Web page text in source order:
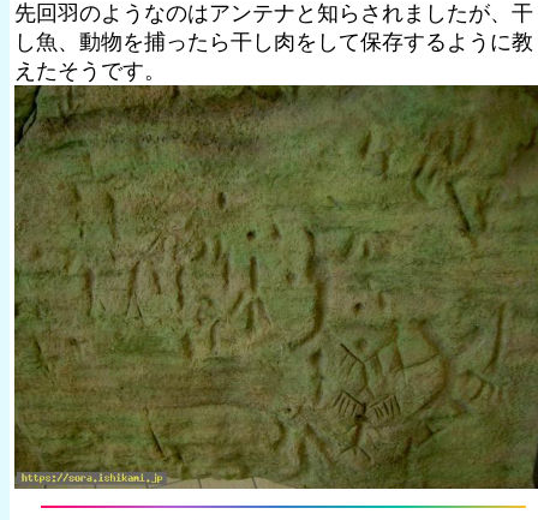
先回羽のようなのはアンテナと知らされましたが、干
し魚、動物を捕ったら干し肉をして保存するように教
えたそうです。